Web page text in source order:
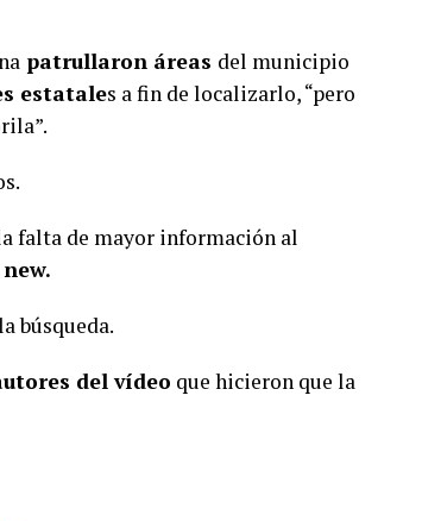
patrullaron áreas del municipio
estatales a fin de localizarlo, “pero
falta de mayor información al
búsqueda.
del vídeo que hicieron que la